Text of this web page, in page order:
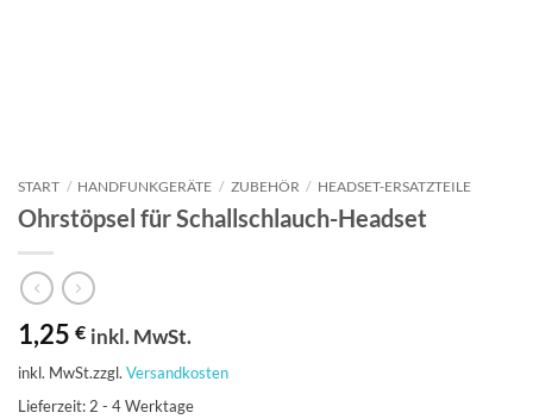
START / HANDFUNKGERÄTE / ZUBEHÖR / HEADSET-ERSATZTEILE
Ohrstöpsel für Schallschlauch-Headset
1,25 € inkl. MwSt.
inkl. MwSt.zzgl. Versandkosten
Lieferzeit: 2 - 4 Werktage